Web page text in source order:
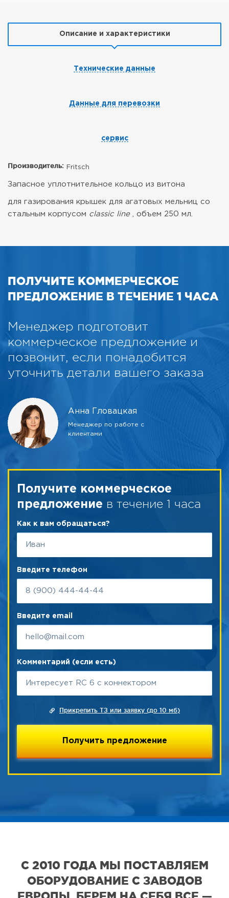
Описание и характеристики
Технические данные
Данные для перевозки
сервис
Производитель: Fritsch
Запасное уплотнительное кольцо из витона
для газирования крышек для агатовых мельниц со
стальным корпусом classic line, объем 250 мл.
ПОЛУЧИТЕ КОММЕРЧЕСКОЕ
ПРЕДЛОЖЕНИЕ В ТЕЧЕНИЕ 1 ЧАСА
Менеджер подготовит
коммерческое предложение и
позвонит, если понадобится
уточнить детали вашего заказа
Анна Гловацкая
Менеджер по работе с
клиентами
Получите коммерческое
предложение в течение 1 часа
Как к вам обращаться?
Введите телефон
Введите email
Комментарий (если есть)
Прикрепить ТЗ или заявку (до 10 мб)
С 2010 ГОДА МЫ ПОСТАВЛЯЕМ
ОБОРУДОВАНИЕ С ЗАВОДОВ